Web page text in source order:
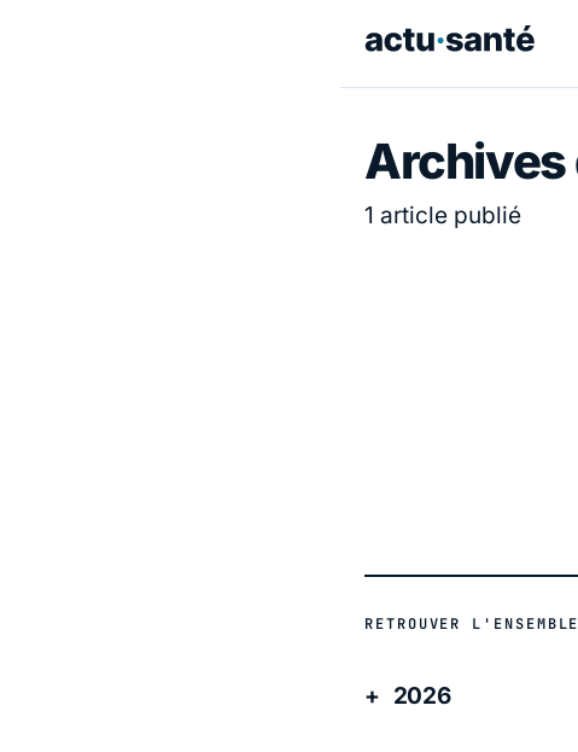
Archives
1 article publié
RETROUVER
2026